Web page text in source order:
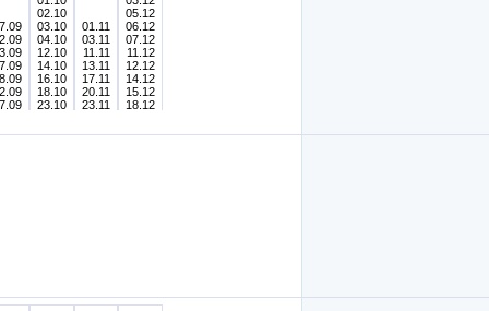
02.10
03.10
04.10
12.10
14.10
16.10
18.10
23.10
01.11
03.11
11.11
13.11
17.11
20.11
23.11
05.12
06.12
07.12
11.12
12.12
14.12
15.12
18.12